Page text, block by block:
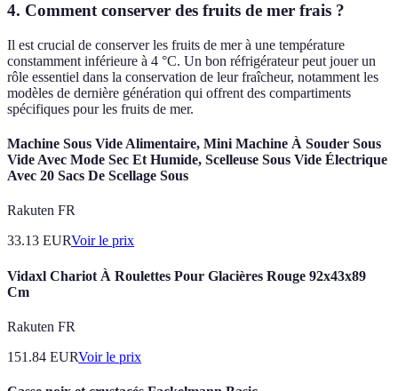
4. Comment conserver des fruits de mer frais ?
Il est crucial de conserver les fruits de mer à une température
constamment inférieure à 4 °C. Un bon réfrigérateur peut jouer un
rôle essentiel dans la conservation de leur fraîcheur, notamment les
modèles de dernière génération qui offrent des compartiments
spécifiques pour les fruits de mer.
Machine Sous Vide Alimentaire, Mini Machine À Souder Sous
Vide Avec Mode Sec Et Humide, Scelleuse Sous Vide Électrique
Avec 20 Sacs De Scellage Sous
Rakuten FR
33.13 EURVoir le prix
Vidaxl Chariot À Roulettes Pour Glacières Rouge 92x43x89
Cm
Rakuten FR
151.84 EURVoir le prix